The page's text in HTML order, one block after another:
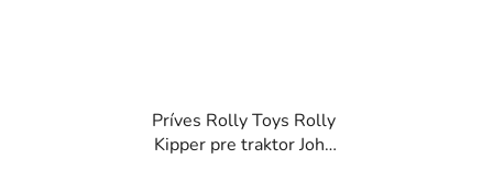
Príves Rolly Toys Rolly
Kipper pre traktor John